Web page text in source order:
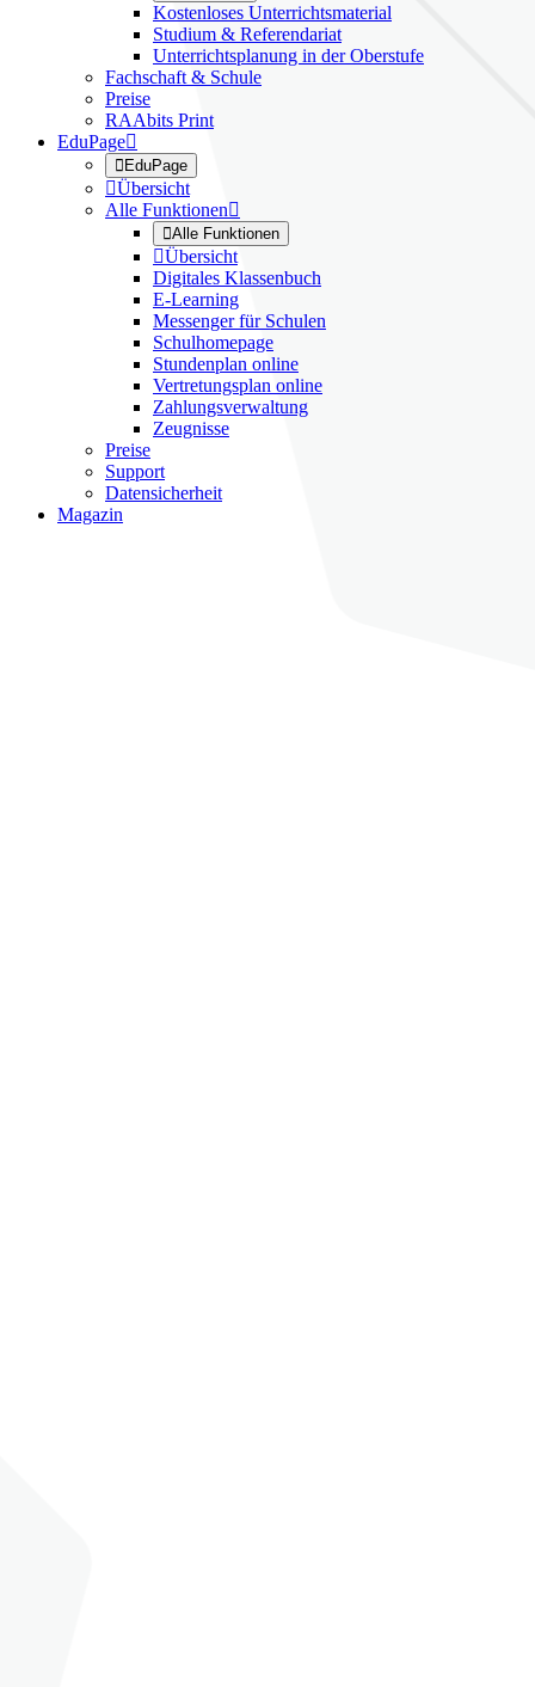
Kostenloses Unterrichtsmaterial
Studium & Referendariat
Unterrichtsplanung in der Oberstufe
Fachschaft & Schule
Preise
RAAbits Print
EduPage
EduPage
Übersicht
Alle Funktionen
Alle Funktionen
Übersicht
Digitales Klassenbuch
E-Learning
Messenger für Schulen
Schulhomepage
Stundenplan online
Vertretungsplan online
Zahlungsverwaltung
Zeugnisse
Preise
Support
Datensicherheit
Magazin